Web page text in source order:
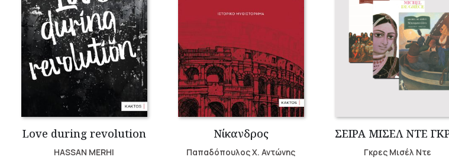
Love during revolution
HASSAN MERHI
Νίκανδρος
Παπαδόπουλος Χ. Αντώνης Γκρες Μισέλ Ντε